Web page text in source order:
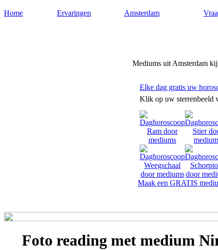
Home Ervaringen Amsterdam
Mediums uit Amsterdam
Elke dag gratis uw
Klik op uw sterrenbeeld
Maak een GRATIS
Foto reading met medium